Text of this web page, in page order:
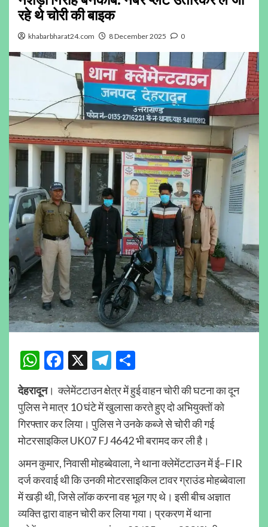
रहे थे चोरी की बाइक
khabarbharat24.com 8 December 2025 0
WhatsApp
Facebook
X Telegram
देहरादून। क्लेमेंटटाउन क्षेत्र में हुई वाहन चोरी की घटना का दून
पुलिस ने मात्र 10 घंटे में खुलासा करते हुए दो अभियुक्तों को
गिरफ्तार कर लिया। पुलिस ने उनके कब्जे से चोरी की गई
मोटरसाइकिल UK07 FJ 4642 भी बरामद कर ली है।
अमन कुमार, निवासी मोहब्बेवाला, ने थाना क्लेमेंटटाउन में ई–FIR
दर्ज करवाई थी कि उनकी मोटरसाइकिल टावर ग्राउंड मोहब्बेवाला
में खड़ी थी, जिसे लॉक करना वह भूल गए थे। इसी बीच अज्ञात
व्यक्ति द्वारा वाहन चोरी कर लिया गया। प्रकरण में थाना